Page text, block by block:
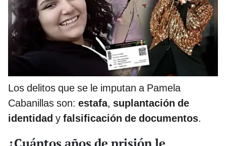
Los delitos que se le imputan a Pamela
Cabanillas son: estafa, suplantación de
identidad y falsificación de documentos.